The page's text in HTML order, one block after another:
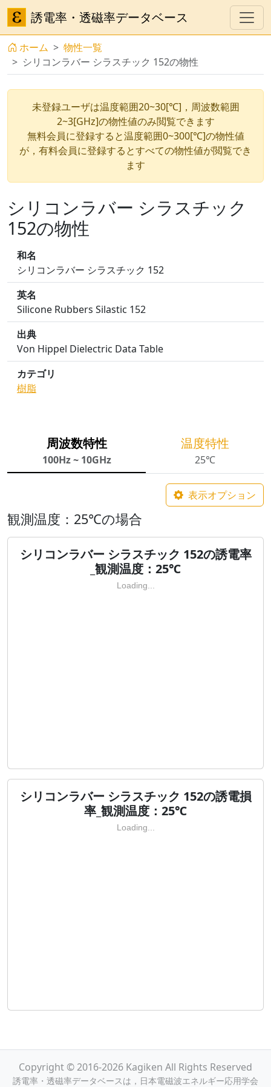
誘電率・透磁率データベース
ホーム
物性一覧
シリコンラバー シラスチック 152の物性
未登録ユーザは温度範囲20~30[℃]，周波数範囲
2~3[GHz]の物性値のみ閲覧できます
無料会員に登録すると温度範囲0~300[℃]の物性値
が，有料会員に登録するとすべての物性値が閲覧でき
ます
シリコンラバー シラスチック
152の物性
和名
シリコンラバー シラスチック 152
英名
Silicone Rubbers Silastic 152
出典
Von Hippel Dielectric Data Table
カテゴリ
樹脂
周波数特性
100Hz ~ 10GHz
温度特性
25℃
表示オプション
観測温度：25℃の場合
シリコンラバー シラスチック 152の誘電率
_観測温度：25℃
Loading...
シリコンラバー シラスチック 152の誘電損
率_観測温度：25℃
Loading...
Copyright © 2016-2026 Kagiken All Rights Reserved
誘電率・透磁率データベースは，日本電磁波エネルギー応用学会